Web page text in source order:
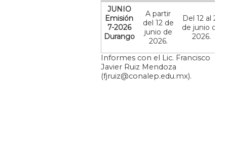
JUNIO
Emisión
7-2026
Durango
A partir
del 12 de
junio de
2026.
Del 12 al 25
de junio de
2026.
Informes con el Lic. Francisco
Javier Ruiz Mendoza
(fjruiz@conalep.edu.mx).